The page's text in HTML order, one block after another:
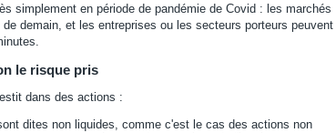
simplement en période de pandémie de Covid : les marchés
demain, et les entreprises ou les secteurs porteurs peuvent
le risque pris
dans des actions :
dites non liquides, comme c'est le cas des actions non